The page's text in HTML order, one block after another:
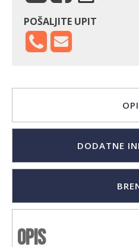
POŠALJITE UPIT
DODATNE
Opis